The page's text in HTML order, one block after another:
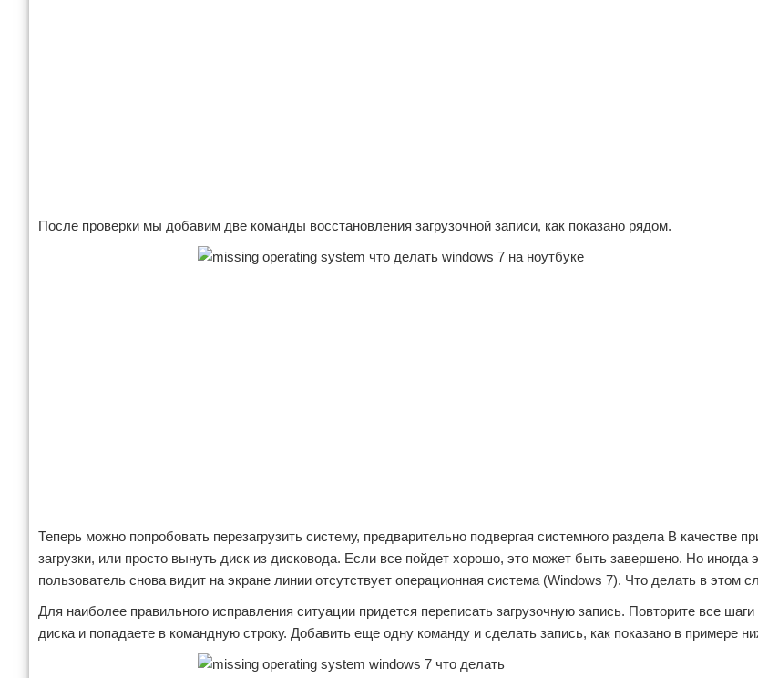
После проверки мы добавим две команды восстановления загрузочной записи, как показано рядом.
Теперь можно попробовать перезагрузить систему, предварительно подвергая системного раздела В качестве
загрузки, или просто вынуть диск из дисковода. Если все пойдет хорошо, это может быть завершено. Но иногда
пользователь снова видит на экране линии отсутствует операционная система (Windows 7). Что делать в этом
Для наиболее правильного исправления ситуации придется переписать загрузочную запись. Повторите все шаги
диска и попадаете в командную строку. Добавить еще одну команду и сделать запись, как показано в примере